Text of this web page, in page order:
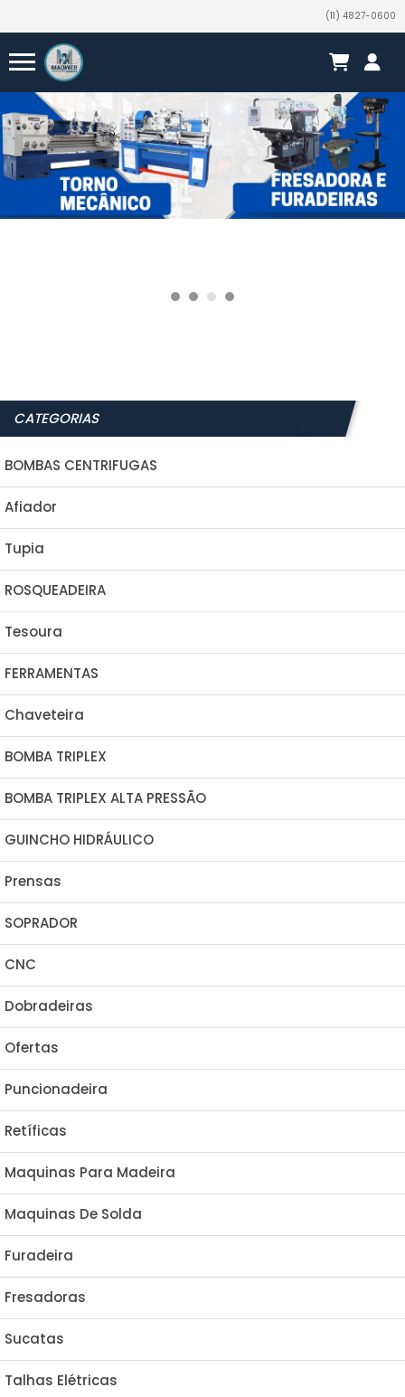
(11) 4827-0600
CATEGORIAS
BOMBAS CENTRIFUGAS
Afiador
Tupia
ROSQUEADEIRA
Tesoura
FERRAMENTAS
Chaveteira
BOMBA TRIPLEX
BOMBA TRIPLEX ALTA PRESSÃO
GUINCHO HIDRÁULICO
Prensas
SOPRADOR
CNC
Dobradeiras
Ofertas
Puncionadeira
Retíficas
Maquinas Para Madeira
Maquinas De Solda
Furadeira
Fresadoras
Sucatas
Talhas Elétricas